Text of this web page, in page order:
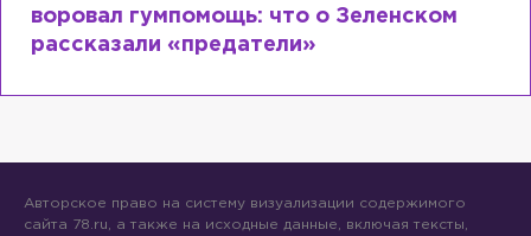
воровал гумпомощь: что о Зеленском
рассказали «предатели»
Авторское право на систему визуализации содержимого
сайта 78.ru, а также на исходные данные, включая тексты,